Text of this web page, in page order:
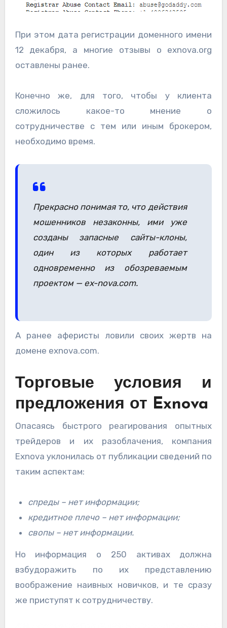
При этом дата регистрации доменного имени
12 декабря, а многие отзывы о exnova.org
оставлены ранее.
Конечно же, для того, чтобы у клиента
сложилось какое-то мнение о
сотрудничестве с тем или иным брокером,
необходимо время.
Прекрасно понимая то, что действия
мошенников незаконны, ими уже
созданы запасные сайты-клоны,
один из которых работает
одновременно из обозреваемым
проектом — ex-nova.com.
А ранее аферисты ловили своих жертв на
домене exnova.com.
Торговые условия и
предложения от Exnova
Опасаясь быстрого реагирования опытных
трейдеров и их разоблачения, компания
Exnova уклонилась от публикации сведений по
таким аспектам:
спреды – нет информации;
кредитное плечо – нет информации;
свопы – нет информации.
Но информация о 250 активах должна
взбудоражить по их представлению
воображение наивных новичков, и те сразу
же приступят к сотрудничеству.